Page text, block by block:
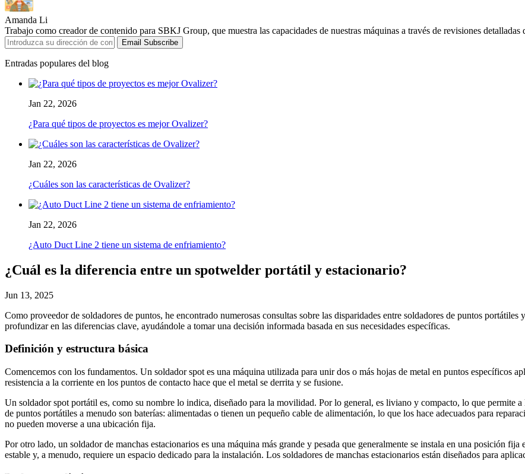
Amanda Li
Trabajo como creador de contenido para SBKJ Group, que muestra las capacidades de nuestras máquinas a través de revisiones detalladas
Email Subscribe
Entradas populares del blog
Jan 22, 2026
¿Para qué tipos de proyectos es mejor Ovalizer?
Jan 22, 2026
¿Cuáles son las características de Ovalizer?
Jan 22, 2026
¿Auto Duct Line 2 tiene un sistema de enfriamiento?
¿Cuál es la diferencia entre un spotwelder portátil y estacionario?
Jun 13, 2025
Como proveedor de soldadores de puntos, he encontrado numerosas consultas sobre las disparidades entre soldadores de puntos
profundizar en las diferencias clave, ayudándole a tomar una decisión informada basada en sus necesidades específicas.
Definición y estructura básica
Comencemos con los fundamentos. Un soldador spot es una máquina utilizada para unir dos o más hojas de metal en puntos específicos
resistencia a la corriente en los puntos de contacto hace que el metal se derrita y se fusione.
Un soldador spot portátil es, como su nombre lo indica, diseñado para la movilidad. Por lo general, es liviano y compacto, lo que permite
de puntos portátiles a menudo son baterías: alimentadas o tienen un pequeño cable de alimentación, lo que los hace adecuados para
no pueden moverse a una ubicación fija.
Por otro lado, un soldador de manchas estacionarios es una máquina más grande y pesada que generalmente se instala en una posición
estable y, a menudo, requiere un espacio dedicado para la instalación. Los soldadores de manchas estacionarios están diseñados para